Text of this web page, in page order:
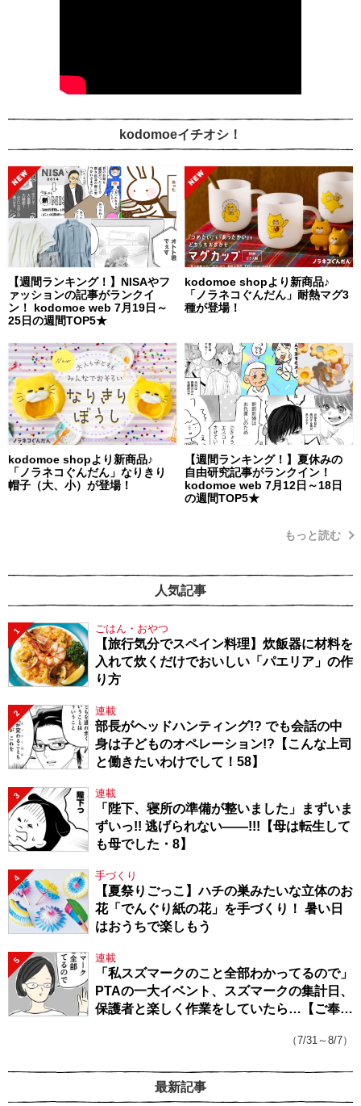
kodomoeイチオシ！
【週間ランキング！】NISAやフ
ァッションの記事がランクイ
ン！ kodomoe web 7月19日～
25日の週間TOP5★
kodomoe shopより新商品♪
「ノラネコぐんだん」耐熱マグ3
種が登場！
kodomoe shopより新商品♪
「ノラネコぐんだん」なりきり
帽子（大、小）が登場！
【週間ランキング！】夏休みの
自由研究記事がランクイン！
kodomoe web 7月12日～18日
の週間TOP5★
もっと読む
人気記事
1 ごはん・おやつ
【旅行気分でスペイン料理】炊飯器に材料を
入れて炊くだけでおいしい「パエリア」の作
り方
2 連載
部長がヘッドハンティング!? でも会話の中
身は子どものオペレーション!?【こんな上司
と働きたいわけでして！58】
3 連載
「陛下、寝所の準備が整いました」まずいま
ずいっ!! 逃げられない――!!!【母は転生して
も母でした・8】
4 手づくり
【夏祭りごっこ】ハチの巣みたいな立体のお
花「でんぐり紙の花」を手づくり！ 暑い日
はおうちで楽しもう
5 連載
「私スズマークのこと全部わかってるので」
PTAの一大イベント、スズマークの集計日、
保護者と楽しく作業をしていたら…【ご奉仕
（7/31～8/7）
最新記事